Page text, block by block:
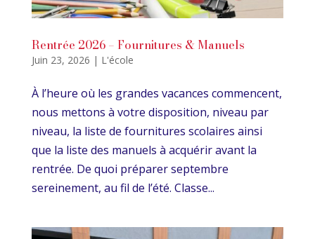
Rentrée 2026 – Fournitures & Manuels
Juin 23, 2026 | L'école
À l’heure où les grandes vacances commencent,
nous mettons à votre disposition, niveau par
niveau, la liste de fournitures scolaires ainsi
que la liste des manuels à acquérir avant la
rentrée. De quoi préparer septembre
sereinement, au fil de l’été. Classe...